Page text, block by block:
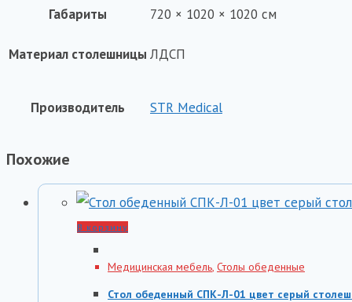
Габариты
720 × 1020 × 1020 см
Материал столешницы ЛДСП
Производитель STR Medical
Похожие
В корзину
Медицинская мебель, Столы обеденные
Стол обеденный СПК-Л-01 цвет серый